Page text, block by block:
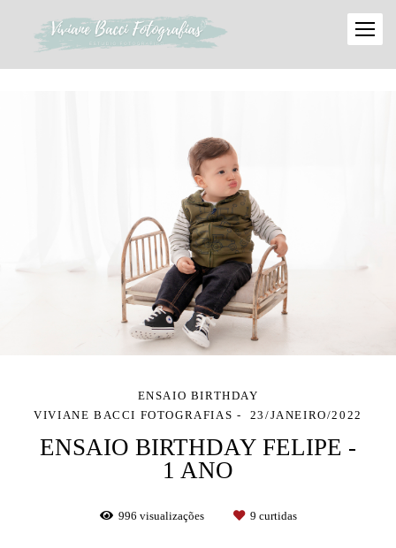
ENSAIO BIRTHDAY
VIVIANE BACCI FOTOGRAFIAS
23/JANEIRO/2022
ENSAIO BIRTHDAY FELIPE -
1 ANO
996 visualizações 9 curtidas